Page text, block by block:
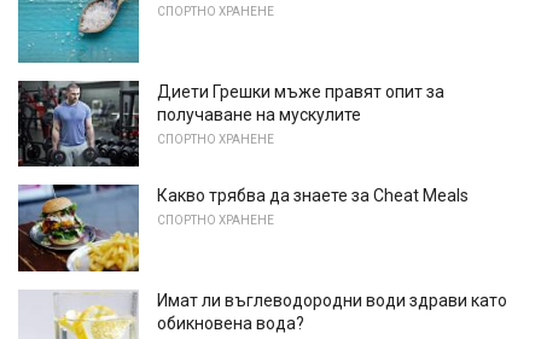
СПОРТНО ХРАНЕНЕ
Диети Грешки мъже правят опит за
получаване на мускулите
СПОРТНО ХРАНЕНЕ
Какво трябва да знаете за Cheat Meals
СПОРТНО ХРАНЕНЕ
Имат ли въглеводородни води здрави като
обикновена вода?